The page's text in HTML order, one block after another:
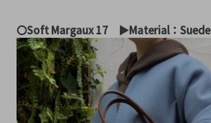
〇Soft Margaux 17　▶︎Material：Suede